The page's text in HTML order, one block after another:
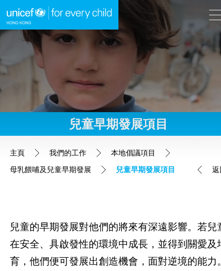
跳到內容（按回車鍵）
A A EN 繁
我們的工作
緊急救援
本地倡議項目
兒童早期發展項目
主頁 我們的工作
本地倡議項目
母乳餵哺及兒童早期發展
兒童早期發展項目 返
兒童的早期發展對他們的將來有深遠影響。若兒
在安全、具啟發性的環境中成長，並得到關愛及
育，他們便可發展出創造機會，面對逆境的能力